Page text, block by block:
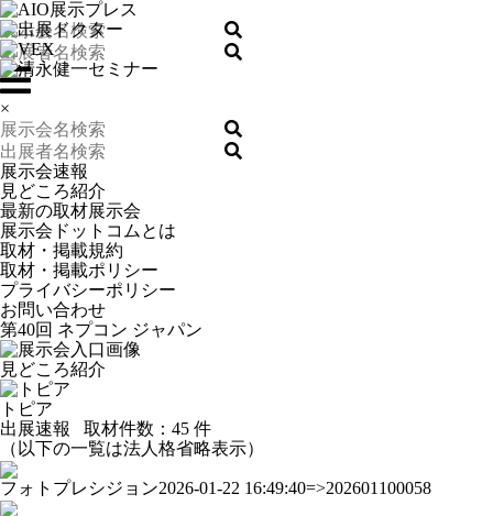
×
展示会速報
見どころ紹介
最新の取材展示会
展示会ドットコムとは
取材・掲載規約
取材・掲載ポリシー
プライバシーポリシー
お問い合わせ
第40回 ネプコン ジャパン
見どころ紹介
トピア
出展速報 取材件数： 45 件
（以下の一覧は法人格省略表示）
フォトプレシジョン2026-01-22 16:49:40=>202601100058